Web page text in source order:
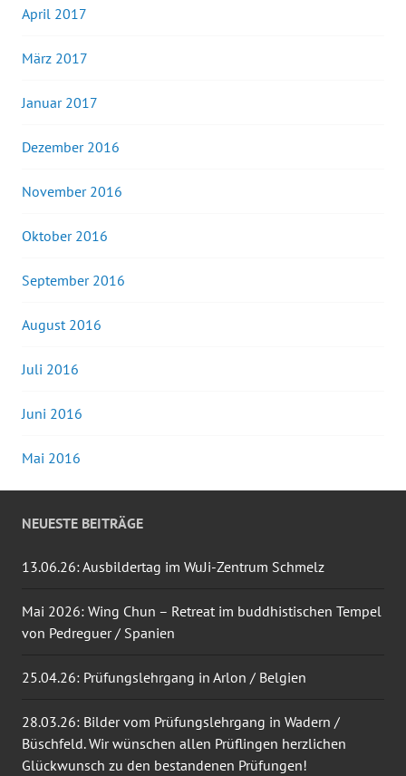
April 2017
März 2017
Januar 2017
Dezember 2016
November 2016
Oktober 2016
September 2016
August 2016
Juli 2016
Juni 2016
Mai 2016
NEUESTE BEITRÄGE
13.06.26: Ausbildertag im WuJi-Zentrum Schmelz
Mai 2026: Wing Chun – Retreat im buddhistischen Tempel
von Pedreguer / Spanien
25.04.26: Prüfungslehrgang in Arlon / Belgien
28.03.26: Bilder vom Prüfungslehrgang in Wadern /
Büschfeld. Wir wünschen allen Prüflingen herzlichen
Glückwunsch zu den bestandenen Prüfungen!